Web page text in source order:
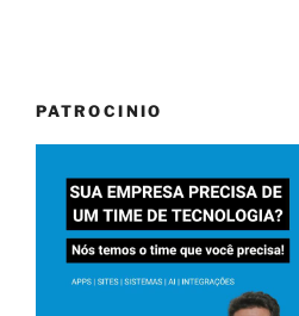
PATROCINIO